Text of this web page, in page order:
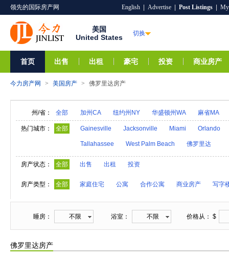
领先的国际房产网 English Advertise Post Listings
美国
United States
切换
首页 出售 出租 豪宅 投资 商业房产
今力房产网 > 美国房产 > 佛罗里达房产
州/省： 全部 加州CA 纽约州NY 华盛顿州WA 麻省MA
阿拉巴马AL 夏威夷HI 爱达荷ID 阿拉斯加AK
亚利桑那AZ 阿肯色AR 密歇根MI 明尼苏达
内华达NV 新汉普郡NH 科罗拉多CO 新墨
维莫特VT 弗吉尼亚VA 西弗吉尼亚WV 威斯
热门城市： 全部 Gainesville Jacksonville Miami Orlando
Tallahassee West Palm Beach 佛罗里达
房产状态： 全部 出售 出租 投资
房产类型： 全部 家庭住宅 公寓 合作公寓 商业房产 写字
睡房： 不限 浴室： 不限 价格从： $
佛罗里达房产